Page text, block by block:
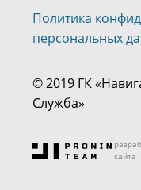
Политика
персональных
© 2019 ГК
Служба»
сайта